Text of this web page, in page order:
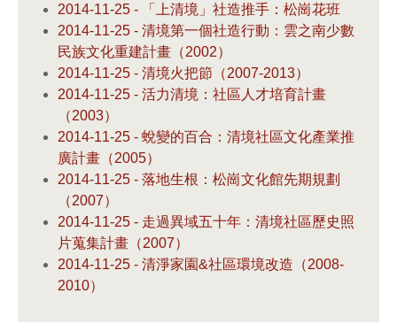
2014-11-25 - 「上清境」社造推手：松崗花班
2014-11-25 - 清境第一個社造行動：雲之南少數
民族文化重建計畫（2002）
2014-11-25 - 清境火把節（2007-2013）
2014-11-25 - 活力清境：社區人才培育計畫
（2003）
2014-11-25 - 蛻變的百合：清境社區文化產業推
廣計畫（2005）
2014-11-25 - 落地生根：松崗文化館先期規劃
（2007）
2014-11-25 - 走過異域五十年：清境社區歷史照
片蒐集計畫（2007）
2014-11-25 - 清淨家園&社區環境改造（2008-
2010）